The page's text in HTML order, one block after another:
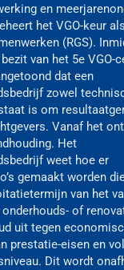
en
het VGO-keur
(RGS).
van het 5e VGO-
dat een
zowel
is om
Vanaf het
Het
weet hoe er
gemaakt worden
van het
of
uit tegen
prestatie-eisen en
Dit wordt